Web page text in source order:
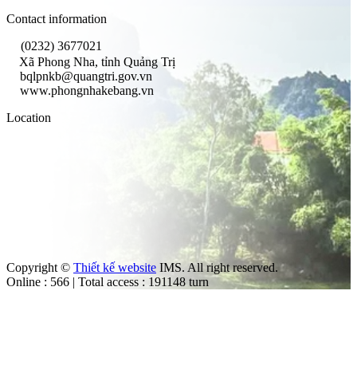
Contact information
(0232) 3677021
Xã Phong Nha, tỉnh Quảng Trị
bqlpnkb@quangtri.gov.vn
www.phongnhakebang.vn
Location
Copyright © Thiết kế website IMS. All right reserved.
Online : 566 | Total access : 191148 turn